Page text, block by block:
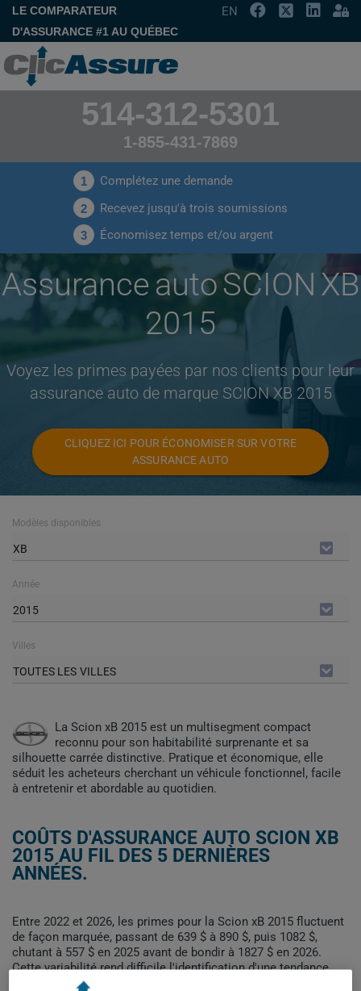
LE COMPARATEUR
D'ASSURANCE #1 AU QUÉBEC
EN
514-312-5301
1-855-431-7869
1 Complétez une demande
2 Recevez jusqu'à trois soumissions
3 Économisez temps et/ou argent
Assurance auto SCION XB
2015
Voyez les primes payées par nos clients pour leur
assurance auto de marque SCION XB 2015
CLIQUEZ ICI POUR ÉCONOMISER SUR VOTRE
ASSURANCE AUTO
Modèles disponibles
XB
Année
2015
Villes
TOUTES LES VILLES
La Scion xB 2015 est un multisegment compact
reconnu pour son habitabilité surprenante et sa
silhouette carrée distinctive. Pratique et économique, elle
séduit les acheteurs cherchant un véhicule fonctionnel, facile
à entretenir et abordable au quotidien.
COÛTS D'ASSURANCE AUTO SCION XB
2015 AU FIL DES 5 DERNIÈRES
ANNÉES.
Entre 2022 et 2026, les primes pour la Scion xB 2015 fluctuent
de façon marquée, passant de 639 $ à 890 $, puis 1082 $,
chutant à 557 $ en 2025 avant de bondir à 1827 $ en 2026.
Cette variabilité rend difficile l'identification d'une tendance
stable sur la période.